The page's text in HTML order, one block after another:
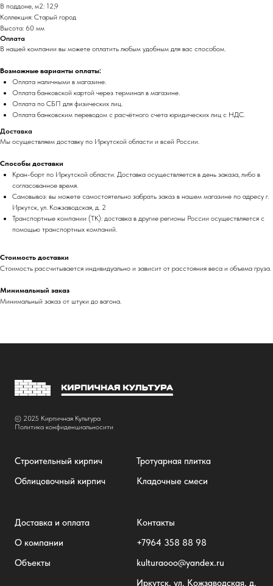
В поддоне, м2: 12,9
Коллекция: Старый город
Высота: 60 мм
Оплата
В нашей компании вы можете оплатить любым удобным для вас способом.
Возможные варианты оплаты:
Оплата наличными в магазине.
Оплата банковской картой через терминал в магазине.
Оплата по СБП для физических лиц.
Оплата банковским переводом с расчётного счета юридических лиц с НДС.
Доставка
Мы осуществляем доставку по Иркутской области и всей России.
Способы доставки
Кран-борт по Иркутской области. Доставка осуществляется в день заказа, либо в
согласованное время.
Самовывоз: вы можете самостоятельно забрать заказ в нашем магазине по адресу г.
Иркутск, ул. Кожзаводская, д. 2
Транспортные компании (ТК): доставка в другие регионы России осуществляется с
помощью транспортных компаний.
Стоимость доставки
Стоимость рассчитывается индивидуально и зависит от расстояния веса и объема груза.
Минимальный заказ
Минимальный заказ от штуки до вагона.
© 2025 Кирпичная Культура
Политика конфиденциальносити
Строительный кирпич
Облицовочный кирпич
Тротуарная плитка
Кладочные смеси
Доставка и оплата
О компании
Объекты
Контакты
+7964 358 88 98
kulturaooo@yandex.ru
Иркутск, ул. Кожзаводская, д.